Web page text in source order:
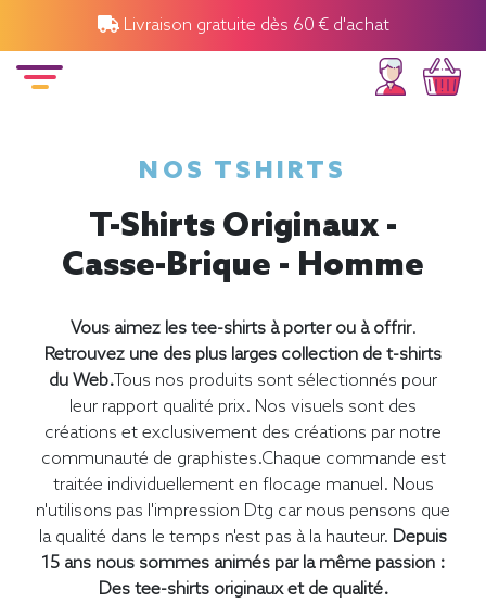
Livraison gratuite dès 60 € d'achat
NOS TSHIRTS
T-Shirts Originaux -
Casse-Brique - Homme
Vous aimez les tee-shirts à porter ou à offrir.
Retrouvez une des plus larges collection de t-shirts
du Web.Tous nos produits sont sélectionnés pour
leur rapport qualité prix. Nos visuels sont des
créations et exclusivement des créations par notre
communauté de graphistes.Chaque commande est
traitée individuellement en flocage manuel. Nous
n'utilisons pas l'impression Dtg car nous pensons que
la qualité dans le temps n'est pas à la hauteur. Depuis
15 ans nous sommes animés par la même passion :
Des tee-shirts originaux et de qualité.